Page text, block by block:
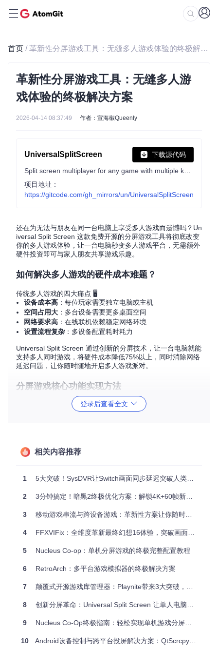
首页 / 革新性分屏游戏工具：无缝多人游戏体验的终极解决方案
革新性分屏游戏工具：无缝多人游
戏体验的终极解决方案
2026-04-14 08:37:49 作者：宣海椒Queenly
UniversalSplitScreen 下载源代码
项目地址：
https://gitcode.com/gh_mirrors/un/UniversalSplitScreen
还在为无法与朋友在同一台电脑上享受多人游戏而遗憾吗？Un
iversal Split Screen 这款免费开源的分屏游戏工具将彻底改变
你的多人游戏体验，让一台电脑秒变多人游戏平台，无需额外
硬件投资即可与家人朋友共享游戏乐趣。
如何解决多人游戏的硬件成本难题？
传统多人游戏的四大痛点 🖥️
设备成本高 ：每位玩家需要独立电脑或主机
空间占用大 ：多台设备需要更多桌面空间
网络要求高 ：在线联机依赖稳定网络环境
设置流程复杂 ：多设备配置耗时耗力
Universal Split Screen 通过创新的分屏技术，让一台电脑就能
支持多人同时游戏，将硬件成本降低75%以上，同时消除网络
延迟问题，让你随时随地开启多人游戏派对。
分屏游戏核心功能实现方法
智能窗口管理系统 ⚙️
每个玩家获得最佳视野。
通过 RawInput 模块精准识别不同键盘、鼠标和控制器的输入
型号的设备，系统也能准确区分并分配给对应的游戏窗口。
5分钟快速上手分屏游戏的步骤
第一步：获取项目代码
git clone
第二步：编译项目组件
统的版本。项目包含多个关键组件：
HooksCPP：负责输入信号捕获
StartupHook：实现游戏自动配置
登录后查看全文
相关内容推荐
1 5大突破！SysDVR让Switch画面同步延迟突破人类感知阈值的秘诀
2 3分钟搞定！暗黑2终极优化方案：解锁4K+60帧新时代
3 移动游戏串流与跨设备游戏：革新性方案让你随时随地畅玩PC大作
4 FFXVIFix：全维度革新最终幻想16体验，突破画面与性能边界的终极优化方案
5 Nucleus Co-op：单机分屏游戏的终极完整配置教程
6 RetroArch：多平台游戏模拟器的终极解决方案
7 颠覆式开源游戏库管理器：Playnite带来3大突破，让100+平台游戏归于一统
8 创新分屏革命：Universal Split Screen 让单人电脑秒变多人游戏平台
9 Nucleus Co-Op终极指南：轻松实现单机游戏分屏多人协作
10 Android设备控制与跨平台投屏解决方案：QtScrcpy技术架构与应用指南